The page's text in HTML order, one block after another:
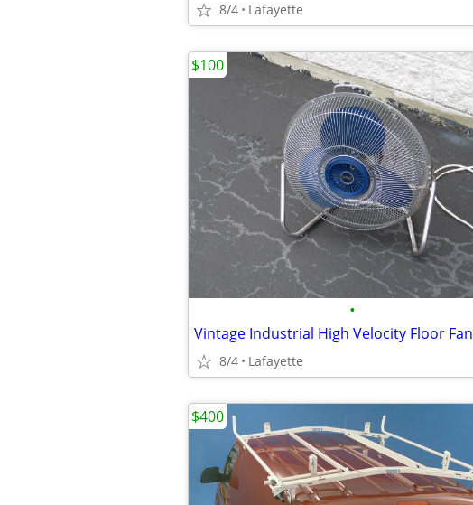
8/4 Lafayette
•
Vintage Industrial High Velocity Floor Fan
8/4 Lafayette
$100
$400